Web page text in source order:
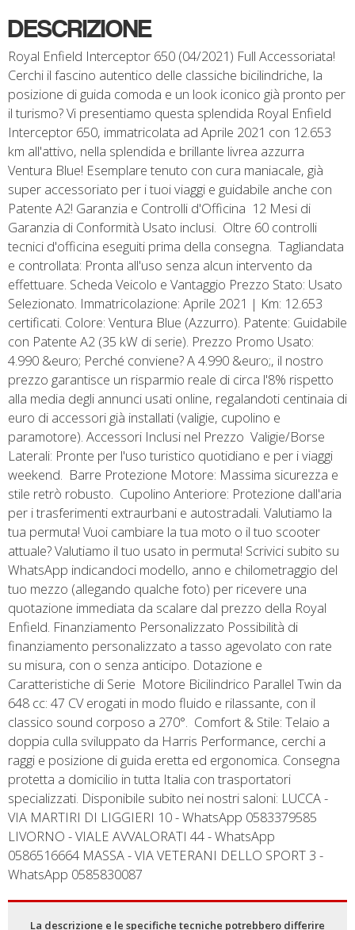
DESCRIZIONE
Royal Enfield Interceptor 650 (04/2021) Full Accessoriata!
Cerchi il fascino autentico delle classiche bicilindriche, la
posizione di guida comoda e un look iconico già pronto per
il turismo? Vi presentiamo questa splendida Royal Enfield
Interceptor 650, immatricolata ad Aprile 2021 con 12.653
km all'attivo, nella splendida e brillante livrea azzurra
Ventura Blue! Esemplare tenuto con cura maniacale, già
super accessoriato per i tuoi viaggi e guidabile anche con
Patente A2! Garanzia e Controlli d'Officina  12 Mesi di
Garanzia di Conformità Usato inclusi.  Oltre 60 controlli
tecnici d'officina eseguiti prima della consegna.  Tagliandata
e controllata: Pronta all'uso senza alcun intervento da
effettuare. Scheda Veicolo e Vantaggio Prezzo Stato: Usato
Selezionato. Immatricolazione: Aprile 2021 | Km: 12.653
certificati. Colore: Ventura Blue (Azzurro). Patente: Guidabile
con Patente A2 (35 kW di serie). Prezzo Promo Usato:
4.990 &euro; Perché conviene? A 4.990 &euro;, il nostro
prezzo garantisce un risparmio reale di circa l'8% rispetto
alla media degli annunci usati online, regalandoti centinaia di
euro di accessori già installati (valigie, cupolino e
paramotore). Accessori Inclusi nel Prezzo  Valigie/Borse
Laterali: Pronte per l'uso turistico quotidiano e per i viaggi
weekend.  Barre Protezione Motore: Massima sicurezza e
stile retrò robusto.  Cupolino Anteriore: Protezione dall'aria
per i trasferimenti extraurbani e autostradali. Valutiamo la
tua permuta! Vuoi cambiare la tua moto o il tuo scooter
attuale? Valutiamo il tuo usato in permuta! Scrivici subito su
WhatsApp indicandoci modello, anno e chilometraggio del
tuo mezzo (allegando qualche foto) per ricevere una
quotazione immediata da scalare dal prezzo della Royal
Enfield. Finanziamento Personalizzato Possibilità di
finanziamento personalizzato a tasso agevolato con rate
su misura, con o senza anticipo. Dotazione e
Caratteristiche di Serie  Motore Bicilindrico Parallel Twin da
648 cc: 47 CV erogati in modo fluido e rilassante, con il
classico sound corposo a 270°.  Comfort & Stile: Telaio a
doppia culla sviluppato da Harris Performance, cerchi a
raggi e posizione di guida eretta ed ergonomica. Consegna
protetta a domicilio in tutta Italia con trasportatori
specializzati. Disponibile subito nei nostri saloni: LUCCA -
VIA MARTIRI DI LIGGIERI 10 - WhatsApp 0583379585
LIVORNO - VIALE AVVALORATI 44 - WhatsApp
0586516664 MASSA - VIA VETERANI DELLO SPORT 3 -
WhatsApp 0585830087
La descrizione e le specifiche tecniche potrebbero differire